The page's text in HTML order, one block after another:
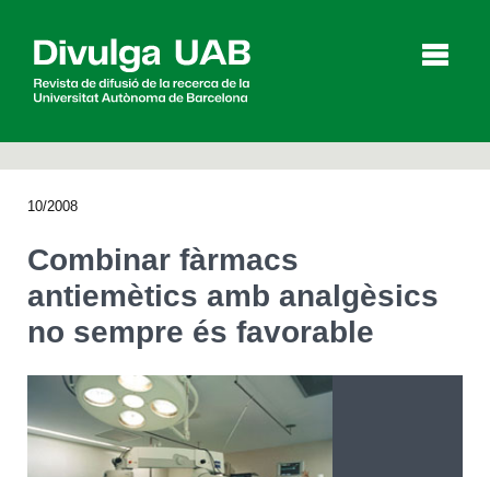
Agenda
English Español
CERCAR
10/2008
Combinar fàrmacs
antiemètics amb analgèsics
no sempre és favorable